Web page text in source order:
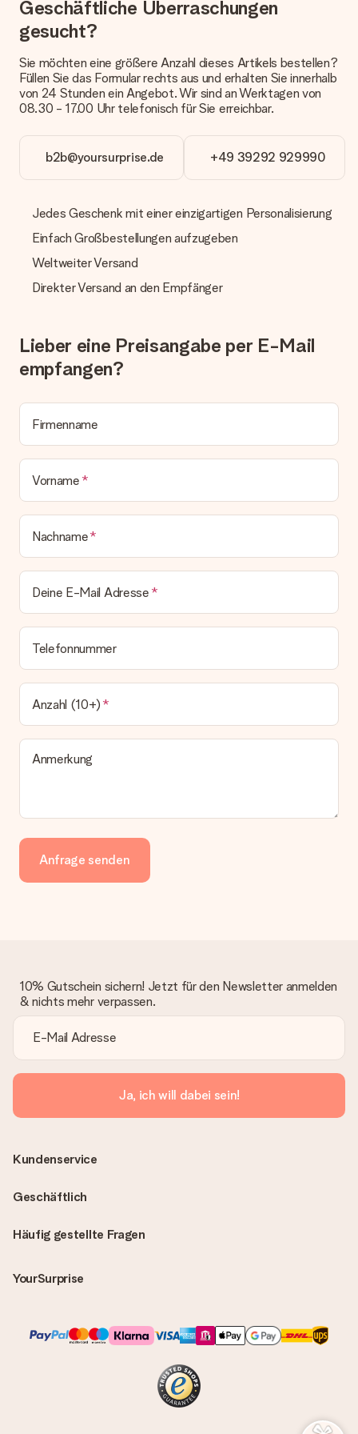
anbieten. Das Geschenk, das bestellt wird, wird als Paket oder
Päckchen versendet. Möchtest du wissen, ob es als Paket
oder Päckchen geliefert wird, kontaktiere bitte unseren
Zahlung
Wie kann ich meine Bestellung bezahlen?
mit normaler Überweisung, Sofortüberweisung, Paypal,
Kreditkarte oder auf Rechnung über Klarna. Bei einer
manuellen Überweisung verlängert sich die Lieferzeit des
Geschenks jedoch um 3 Werktage.
Geschenk empfangen
Was, wenn das Geschenk meine Erwartungen nicht
erfüllt?
Sollte das Geschenk wider Erwarten deine Erwartungen nicht
erfüllen, bitten wir dich, unseren Kundenservice zu
Wird die Rechnung mit der Bestellung mitverschickt?
Alle Lieferungen erfolgen ohne Rechnung und/oder
Lieferschein. Die Rechnung zu deiner Bestellung erhältst du
deinem MySurprise Account einsehen. Du kannst das
Geschenk also direkt beim Empfänger liefern lassen und es
Geschäftliche Überraschungen
gesucht?
Sie möchten eine größere Anzahl dieses Artikels bestellen?
Füllen Sie das Formular rechts aus und erhalten Sie innerhalb
von 24 Stunden ein Angebot. Wir sind an Werktagen von
08.30 - 17.00 Uhr telefonisch für Sie erreichbar.
b2b@yoursurprise.de +49 39292 929990
Jedes Geschenk mit einer einzigartigen Personalisierung
Einfach Großbestellungen aufzugeben
Weltweiter Versand
Direkter Versand an den Empfänger
Lieber eine Preisangabe per E-Mail
empfangen?
Firmenname
Vorname
Nachname
Deine E-Mail Adresse
Telefonnummer
Anzahl (10+)
Anmerkung
Anfrage senden
10% Gutschein sichern! Jetzt für den Newsletter anmelden
& nichts mehr verpassen.
Ja, ich will dabei sein!
Häufig gestellte Fragen
YourSurprise
Kundenservice
Geschäftlich